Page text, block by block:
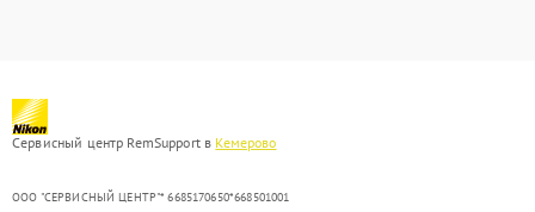
Сервисный центр RemSupport в Кемерово
ООО "СЕРВИСНЫЙ ЦЕНТР"* 6685170650*668501001